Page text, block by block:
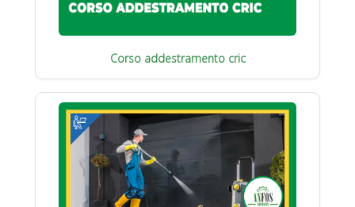
Corso addestramento cric